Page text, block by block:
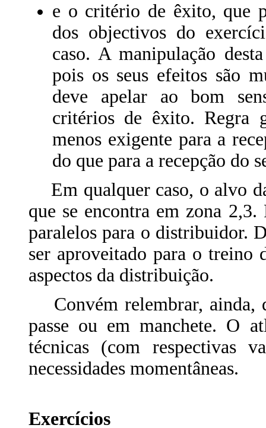
e o critério de êxito, que
dos objectivos do
caso. A manipulação
pois os seus efeitos são
deve apelar ao bom
critérios de êxito. Regra
menos exigente para a
do que para a recepção do
Em qualquer caso, o alvo
que se encontra em zona
paralelos para o distribuidor.
ser aproveitado para o treino
aspectos da distribuição.
Convém relembrar, ainda,
passe ou em manchete. O
técnicas (com respectivas
necessidades momentâneas.
Exercícios